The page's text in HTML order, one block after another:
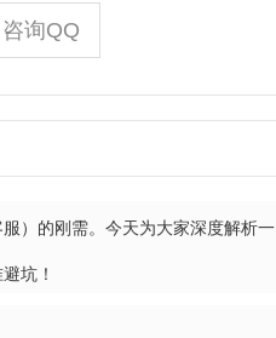
咨询QQ
）的刚需。今天为大家深度解析一
坑！